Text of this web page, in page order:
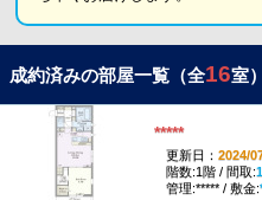
成約済みの部屋一覧（全16室）
*****
更新日： 2024/
階数:1階 / 間取:
管理:***** / 敷金: